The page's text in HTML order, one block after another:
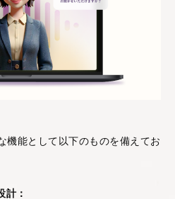
機能として以下のものを備えてお
計：